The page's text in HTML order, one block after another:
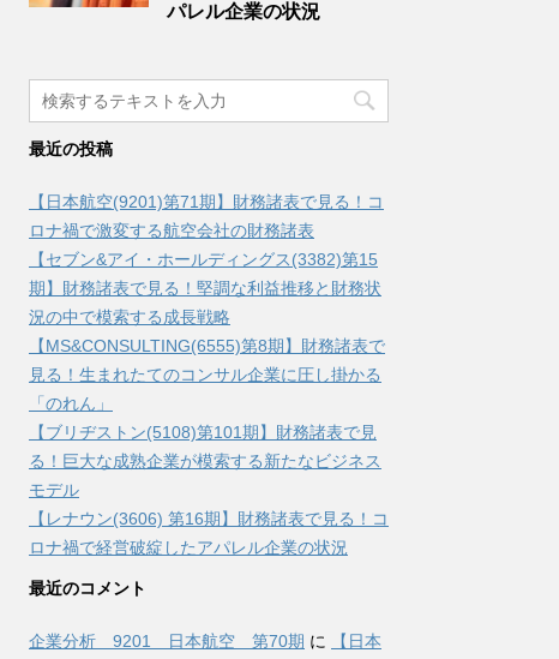
パレル企業の状況
最近の投稿
【日本航空(9201)第71期】財務諸表で見る！コ
ロナ禍で激変する航空会社の財務諸表
【セブン&アイ・ホールディングス(3382)第15
期】財務諸表で見る！堅調な利益推移と財務状
況の中で模索する成長戦略
【MS&CONSULTING(6555)第8期】財務諸表で
見る！生まれたてのコンサル企業に圧し掛かる
「のれん」
【ブリヂストン(5108)第101期】財務諸表で見
る！巨大な成熟企業が模索する新たなビジネス
モデル
【レナウン(3606) 第16期】財務諸表で見る！コ
ロナ禍で経営破綻したアパレル企業の状況
最近のコメント
企業分析 9201 日本航空 第70期 に
【日本